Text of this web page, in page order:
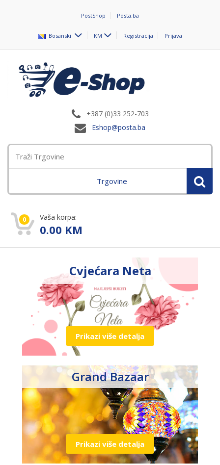
PostShop Posta.ba
Bosanski KM Registracija Prijava
+387 (0)33 252-703
Eshop@posta.ba
Trgovine
0 Vaša korpa:
0.00 KM
Cvjećara Neta
Prikazi više detalja
Grand Bazaar
Prikazi više detalja